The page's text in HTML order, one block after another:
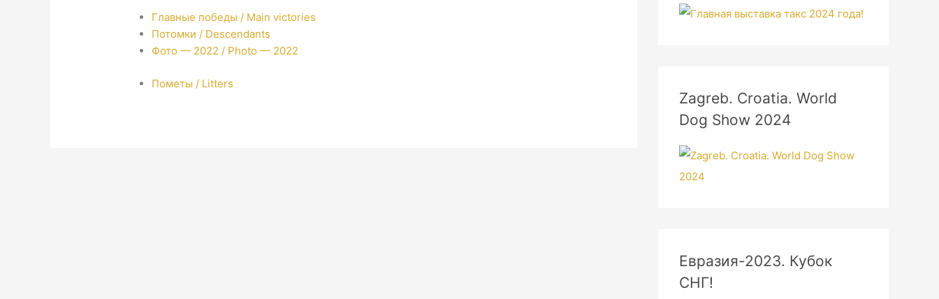
Главные победы / Main victories
Потомки / Descendants
Фото — 2022 / Photo — 2022
Пометы / Litters
Zagreb. Croatia. World
Dog Show 2024
Евразия-2023. Кубок
СНГ!